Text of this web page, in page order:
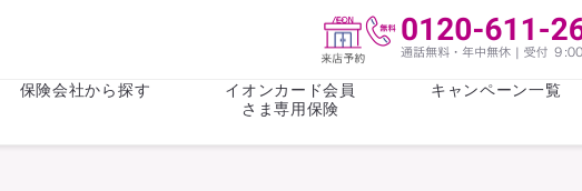
保険会社から探す
イオンカード会員
さま専用保険
キャンペーン一覧